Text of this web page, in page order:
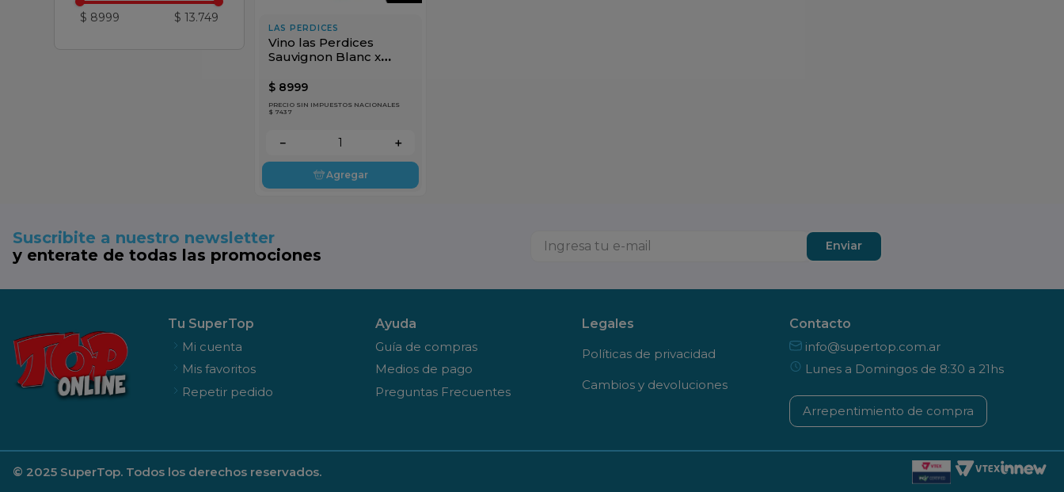
$ 8999 $ 13.749
LAS PERDICES
Vino las Perdices
Sauvignon Blanc x
$ 8999
PRECIO SIN IMPUESTOS NACIONALES
$ 7437
＋
－
Agregar
Suscribite a nuestro newsletter
y enterate de todas las promociones
Enviar
Tu SuperTop
Mi cuenta
Mis favoritos
Repetir pedido
Ayuda
Guía de compras
Medios de pago
Preguntas Frecuentes
Legales
Políticas de privacidad
Cambios y devoluciones
Contacto
info@supertop.com.ar
Lunes a Domingos de 8:30 a 21hs
Arrepentimiento de compra
© 2025 SuperTop. Todos los derechos reservados.